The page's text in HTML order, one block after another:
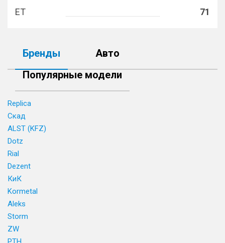
ET
71
Бренды
Авто
Популярные модели
Replica
Скад
ALST (KFZ)
Dotz
Rial
Dezent
КиК
Kormetal
Aleks
Storm
ZW